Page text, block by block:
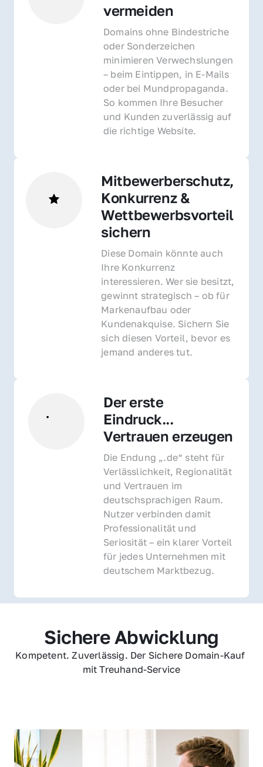
vermeiden
Domains ohne Bindestriche
oder Sonderzeichen
minimieren Verwechslungen
– beim Eintippen, in E-Mails
oder bei Mundpropaganda.
So kommen Ihre Besucher
und Kunden zuverlässig auf
die richtige Website.
Mitbewerberschutz,
Konkurrenz &
Wettbewerbsvorteil
sichern
Diese Domain könnte auch
Ihre Konkurrenz
interessieren. Wer sie besitzt,
gewinnt strategisch – ob für
Markenaufbau oder
Kundenakquise. Sichern Sie
sich diesen Vorteil, bevor es
jemand anderes tut.
Der erste
Eindruck...
Vertrauen erzeugen
Die Endung „.de“ steht für
Verlässlichkeit, Regionalität
und Vertrauen im
deutschsprachigen Raum.
Nutzer verbinden damit
Professionalität und
Seriosität – ein klarer Vorteil
für jedes Unternehmen mit
deutschem Marktbezug.
Sichere Abwicklung
Kompetent. Zuverlässig. Der Sichere Domain-Kauf
mit Treuhand-Service